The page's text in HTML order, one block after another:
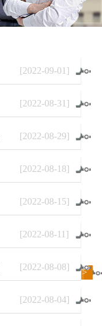
[2022-09-01 ]
[2022-08-31 ]
[2022-08-29]
[2022-08-18]
[2022-08-15]
[2022-08-11 ]
[2022-08-08]
[2022-08-04]
进入新闻 频道>>